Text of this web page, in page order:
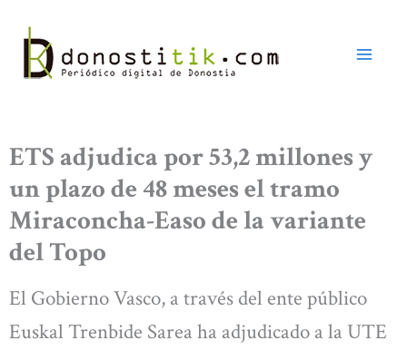
contenido
ETS adjudica por 53,2 millones y
un plazo de 48 meses el tramo
Miraconcha-Easo de la variante
del Topo
El Gobierno Vasco, a través del ente público
Euskal Trenbide Sarea ha adjudicado a la UTE